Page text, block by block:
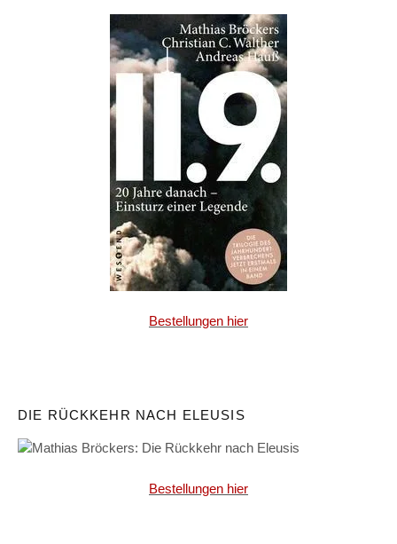
Bestellungen hier
DIE RÜCKKEHR NACH ELEUSIS
Bestellungen hier